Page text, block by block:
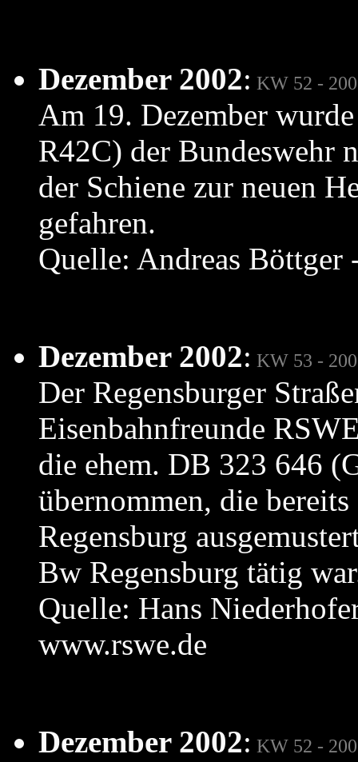
Dezember 2002: KW 52 -
Am 19. Dezember
R42C) der Bundeswehr
der Schiene zur neuen
gefahren.
Quelle: Andreas
Dezember 2002: KW 53 -
Der Regensburger
Eisenbahnfreunde
die ehem. DB 323 646
übernommen, die
Regensburg
Bw Regensburg tätig
Quelle: Hans
www.rswe.de
Dezember 2002: KW 52 -